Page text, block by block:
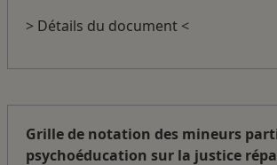
> Détails du document <
Grille de notation des mineurs
psychoéducation sur la justice